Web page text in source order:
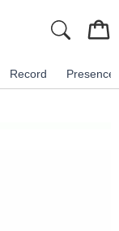
Record Presence